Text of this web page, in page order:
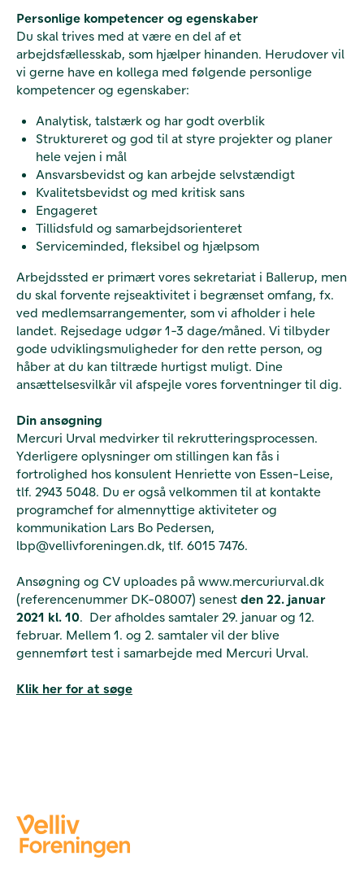
Personlige kompetencer og egenskaber
Du skal trives med at være en del af et
arbejdsfællesskab, som hjælper hinanden. Herudover vil
vi gerne have en kollega med følgende personlige
kompetencer og egenskaber:
Analytisk, talstærk og har godt overblik
Struktureret og god til at styre projekter og planer
hele vejen i mål
Ansvarsbevidst og kan arbejde selvstændigt
Kvalitetsbevidst og med kritisk sans
Engageret
Tillidsfuld og samarbejdsorienteret
Serviceminded, fleksibel og hjælpsom
Arbejdssted er primært vores sekretariat i Ballerup, men
du skal forvente rejseaktivitet i begrænset omfang, fx.
ved medlemsarrangementer, som vi afholder i hele
landet. Rejsedage udgør 1-3 dage/måned. Vi tilbyder
gode udviklingsmuligheder for den rette person, og
håber at du kan tiltræde hurtigst muligt. Dine
ansættelsesvilkår vil afspejle vores forventninger til dig.
Din ansøgning
Mercuri Urval medvirker til rekrutteringsprocessen.
Yderligere oplysninger om stillingen kan fås i
fortrolighed hos konsulent Henriette von Essen-Leise,
tlf. 2943 5048. Du er også velkommen til at kontakte
programchef for almennyttige aktiviteter og
kommunikation Lars Bo Pedersen,
lbp@vellivforeningen.dk, tlf. 6015 7476.
Ansøgning og CV uploades på www.mercuriurval.dk
(referencenummer DK-08007) senest den 22. januar
2021 kl. 10. Der afholdes samtaler 29. januar og 12.
februar. Mellem 1. og 2. samtaler vil der blive
gennemført test i samarbejde med Mercuri Urval.
Klik her for at søge